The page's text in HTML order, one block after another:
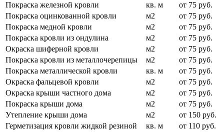
Покраска железной кровли
кв. м
от 75 руб.
Покраска оцинкованной кровли
м2
от 75 руб.
Покраска медной кровли
м2
от 75 руб.
Покраска кровли из ондулина
м2
от 75 руб.
Окраска шиферной кровли
м2
от 75 руб.
Покраска кровли из металлочерепицы
м2
от 75 руб.
Покраска металлической кровли
кв. м
от 75 руб.
Окраска фальцевой кровли
м2
от 75 руб.
Окраска крыши частного дома
м2
от 75 руб.
Покраска крыши дома
м2
от 75 руб.
Утепление крыши дома
м2
от 150 руб.
Герметизация кровли жидкой резиной
кв. м
от 110 руб.